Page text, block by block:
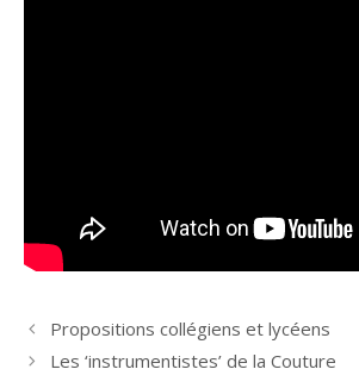
Propositions collégiens et lycéens
Les ‘instrumentistes’ de la Couture